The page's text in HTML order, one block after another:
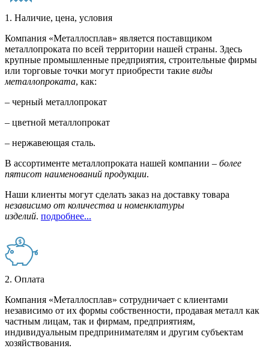
1. Наличие, цена, условия
Компания «Металлосплав» является поставщиком
металлопроката по всей территории нашей страны. Здесь
крупные промышленные предприятия, строительные фирмы
или торговые точки могут приобрести такие виды
металлопроката, как:
– черный металлопрокат
– цветной металлопрокат
– нержавеющая сталь.
В ассортименте металлопроката нашей компании – более
пятисот наименований продукции.
Наши клиенты могут сделать заказ на доставку товара
независимо от количества и номенклатуры
изделий. подробнее...
2. Оплата
Компания «Металлосплав» сотрудничает с клиентами
независимо от их формы собственности, продавая металл как
частным лицам, так и фирмам, предприятиям,
индивидуальным предпринимателям и другим субъектам
хозяйствования.